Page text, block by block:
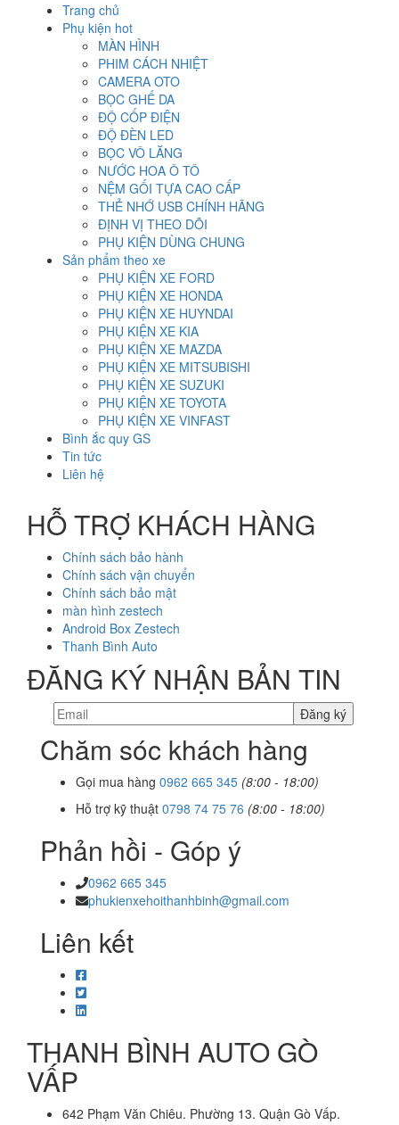
Trang chủ
Phụ kiện hot
MÀN HÌNH
PHIM CÁCH NHIỆT
CAMERA OTO
BỌC GHẾ DA
ĐỘ CỐP ĐIỆN
ĐỘ ĐÈN LED
BỌC VÔ LĂNG
NƯỚC HOA Ô TÔ
NỆM GỐI TỰA CAO CẤP
THẺ NHỚ USB CHÍNH HÃNG
ĐỊNH VỊ THEO DÕI
PHỤ KIỆN DÙNG CHUNG
Sản phẩm theo xe
PHỤ KIỆN XE FORD
PHỤ KIỆN XE HONDA
PHỤ KIỆN XE HUYNDAI
PHỤ KIỆN XE KIA
PHỤ KIỆN XE MAZDA
PHỤ KIỆN XE MITSUBISHI
PHỤ KIỆN XE SUZUKI
PHỤ KIỆN XE TOYOTA
PHỤ KIỆN XE VINFAST
Bình ắc quy GS
Tin tức
Liên hệ
HỖ TRỢ KHÁCH HÀNG
Chính sách bảo hành
Chính sách vận chuyển
Chính sách bảo mật
màn hình zestech
Android Box Zestech
Thanh Bình Auto
ĐĂNG KÝ NHẬN BẢN TIN
Chăm sóc khách hàng
Gọi mua hàng 0962 665 345 (8:00 - 18:00)
Hỗ trợ kỹ thuật 0798 74 75 76 (8:00 - 18:00)
Phản hồi - Góp ý
0962 665 345
phukienxehoithanhbinh@gmail.com
Liên kết
THANH BÌNH AUTO GÒ
VẤP
642 Phạm Văn Chiêu. Phường 13. Quận Gò Vấp.